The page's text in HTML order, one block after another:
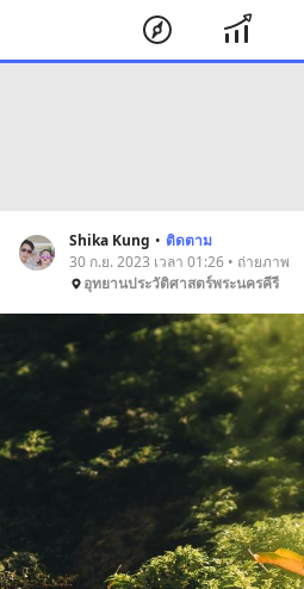
Shika Kung • ติดตาม
30 ก.ย. 2023 เวลา 01:26 • ถ่ายภาพ
อุทยานประวัติศาสตร์พระนครคีรี